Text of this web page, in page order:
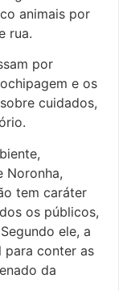
animais por
rua.
por
e os
cuidados,
Noronha,
tem caráter
os públicos,
ele, a
para conter as
da